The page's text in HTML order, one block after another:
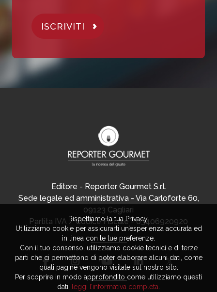
ISCRIVITI
Editore - Reporter Gourmet S.r.l.
Sede legale ed amministrativa - Via Carloforte 60,
09123 Cagliari
Partita IVA / Codice Fiscale - 03406920920
Rispettiamo la tua Privacy.
Utilizziamo cookie per assicurarti un’esperienza accurata ed
in linea con le tue preferenze.
Con il tuo consenso, utilizziamo cookie tecnici e di terze
parti che ci permettono di poter elaborare alcuni dati, come
quali pagine vengono visitate sul nostro sito.
Per scoprire in modo approfondito come utilizziamo questi
dati,
leggi l’informativa completa